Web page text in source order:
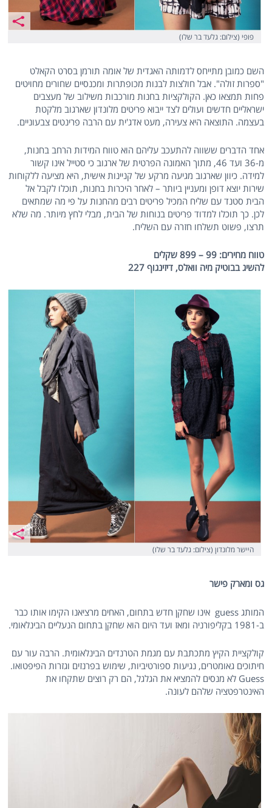
פופי (צילום: גלעד בר שלו)
השם כמובן מתייחס לדמותה האגדית של אומה תורמן בסרט הקאלט
"ספרות זולה". אבל חולצות לבנות מכופתרות ומכנסיים שחורים מחויטים
פחות תמצאו כאן. הקולקציות בחנות מורכבות משילוב של מעצבים
ישראליים חדשים ועולים לצד ייבוא פריטים מלונדון שארגוב מלקטת
בעצמה. התוצאה היא צעירה, מעט אדג'ית עם הרבה פרינטים צבעוניים.
אחד הדברים ששווה להתעכב עליהם הוא טווח המידות הרחב בחנות,
מ-36 ועד 46, מתוך האמונה הפרטית של ארגוב כי סטייל אינו קשור
למידה. כיוון שארגוב מגיעה מרקע של קניינות אישית, היא מציעה ללקוחות
שירות יוצא דופן ומעניין ביותר – לאחר היכרות בחנות, תוכלו לקבל אל
הבית סטנד עם שליח המכיל פריטים רבים מהחנות על פי מה שמתאים
לכן. כך תוכלו למדוד פריטים בנוחות של הבית, מבלי לחץ מיותר. מה שלא
תרצו, פשוט תשלחו חזרה עם השליח.
טווח מחירים: 99 – 899 שקלים
להשיג בבוטיק מיה וואלס, דיזינגוף 227
היישר מלונדון (צילום: גלעד בר שלו)
גס ומארק פישר
המותג guess אינו שחקן חדש בתחום, האחים מרציאנו הקימו אותו כבר
ב-1981 בקליפורניה ומאז ועד היום הוא שחקן בתחום הנעליים הבינלאומי.
קולקציית הקיץ מתכתבת עם מגמת הטרנדים הבינלאומית. הרבה עור עם
חיתוכים גאומטרים, נגיעות ספורטיביות, שימוש בפרנזים וגזרות הפיפטואו.
Guess לא מנסים להמציא את הגלגל, הם רק רוצים שתקחו את
האינטרפטציה שלהם לעונה.